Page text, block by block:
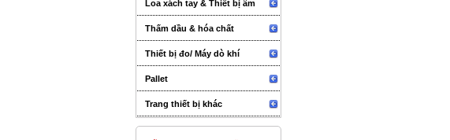
Loa xách tay & Thiết bị âm
thanh sự kiện
Thấm dầu & hóa chất
Thiết bị đo/ Máy dò khí
Pallet
Trang thiết bị khác